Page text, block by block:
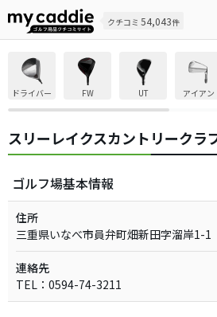
クチコミ 54,043件
ドライバー FW UT アイアン
スリーレイクスカントリークラ
ゴルフ場基本情報
住所
三重県いなべ市員弁町畑新田字溜岸1-1
連絡先
TEL：0594-74-3211